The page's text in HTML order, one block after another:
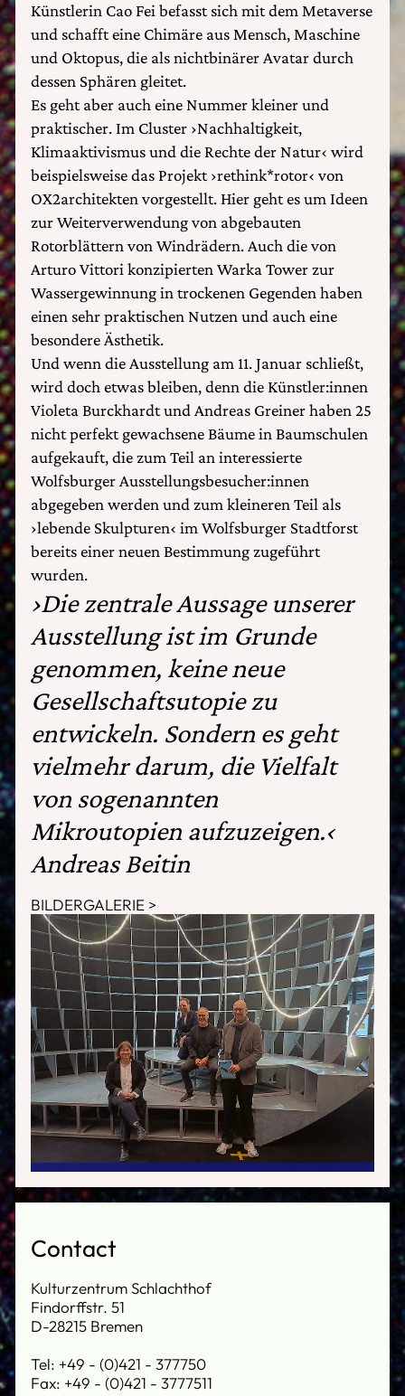
Künstlerin Cao Fei befasst sich mit dem Metaverse
und schafft eine Chimäre aus Mensch, Maschine
und Oktopus, die als nichtbinärer Avatar durch
dessen Sphären gleitet.
Es geht aber auch eine Nummer kleiner und
praktischer. Im Cluster ›Nachhaltigkeit,
Klimaaktivismus und die Rechte der Natur‹ wird
beispielsweise das Projekt ›rethink*rotor‹ von
OX2architekten vorgestellt. Hier geht es um Ideen
zur Weiterverwendung von abgebauten
Rotorblättern von Windrädern. Auch die von
Arturo Vittori konzipierten Warka Tower zur
Wassergewinnung in trockenen Gegenden haben
einen sehr praktischen Nutzen und auch eine
besondere Ästhetik.
Und wenn die Ausstellung am 11. Januar schließt,
wird doch etwas bleiben, denn die Künstler:innen
Violeta Burckhardt und Andreas Greiner haben 25
nicht perfekt gewachsene Bäume in Baumschulen
aufgekauft, die zum Teil an interessierte
Wolfsburger Ausstellungsbesucher:innen
abgegeben werden und zum kleineren Teil als
›lebende Skulpturen‹ im Wolfsburger Stadtforst
bereits einer neuen Bestimmung zugeführt
wurden.
›Die zentrale Aussage unserer
Ausstellung ist im Grunde
genommen, keine neue
Gesellschaftsutopie zu
entwickeln. Sondern es geht
vielmehr darum, die Vielfalt
von sogenannten
Mikroutopien aufzuzeigen.‹
Andreas Beitin
BILDERGALERIE
Contact
Kulturzentrum Schlachthof
Findorffstr. 51
D-28215 Bremen
Tel: +49 - (0)421 - 377750
Fax: +49 - (0)421 - 3777511